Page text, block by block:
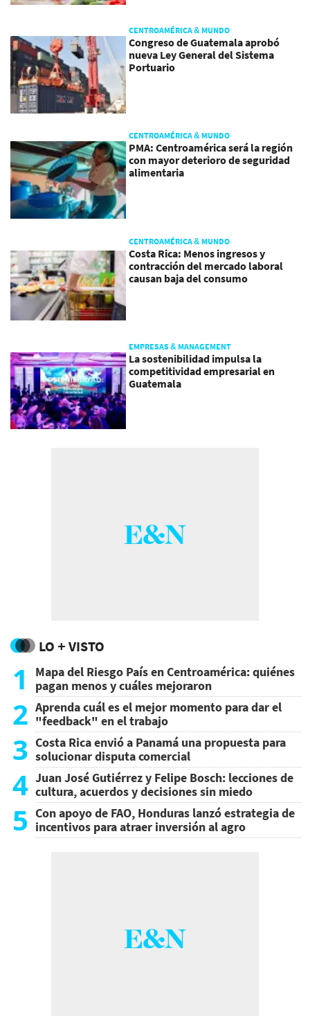
CENTROAMÉRICA & MUNDO
Congreso de Guatemala aprobó
nueva Ley General del Sistema
Portuario
CENTROAMÉRICA & MUNDO
PMA: Centroamérica será la región
con mayor deterioro de seguridad
alimentaria
CENTROAMÉRICA & MUNDO
Costa Rica: Menos ingresos y
contracción del mercado laboral
causan baja del consumo
EMPRESAS & MANAGEMENT
La sostenibilidad impulsa la
competitividad empresarial en
Guatemala
LO + VISTO
1
Mapa del Riesgo País en Centroamérica: quiénes
pagan menos y cuáles mejoraron
2 Aprenda cuál es el mejor momento para dar el
"feedback" en el trabajo
3 Costa Rica envió a Panamá una propuesta para
solucionar disputa comercial
4 Juan José Gutiérrez y Felipe Bosch: lecciones de
cultura, acuerdos y decisiones sin miedo
5 Con apoyo de FAO, Honduras lanzó estrategia de
incentivos para atraer inversión al agro